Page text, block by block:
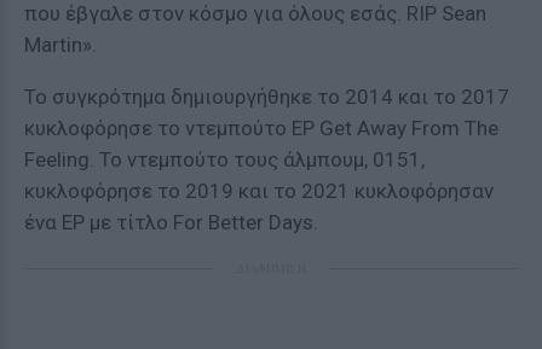
που έβγαλε στον κόσμο για όλους εσάς. RIP Sean
Martin».
Το συγκρότημα δημιουργήθηκε το 2014 και το 2017
κυκλοφόρησε το ντεμπούτο EP Get Away From The
Feeling. Το ντεμπούτο τους άλμπουμ, 0151,
κυκλοφόρησε το 2019 και το 2021 κυκλοφόρησαν
ένα EP με τίτλο For Better Days.